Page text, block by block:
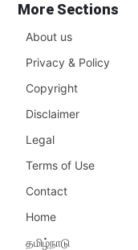
More Sections
About us
Privacy & Policy
Copyright
Disclaimer
Legal
Terms of Use
Contact
Home
தமிழ்நாடு